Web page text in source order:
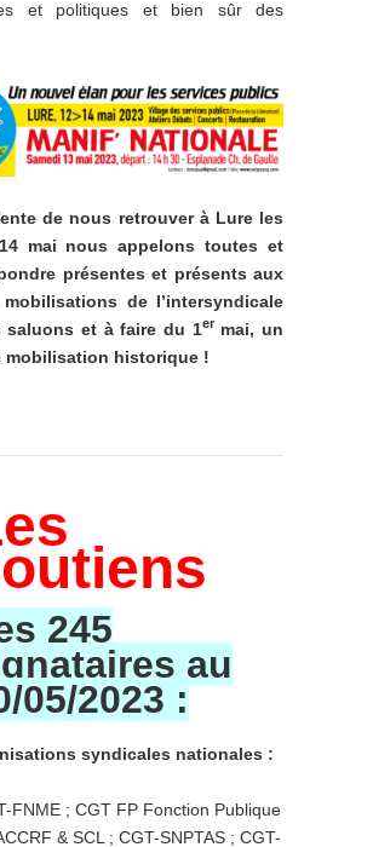
et politiques et bien sûr des
de nous retrouver à Lure les
mai nous appelons toutes et
présentes et présents aux
de l’intersyndicale
saluons et à faire du 1ermai, un
mobilisation historique !
245
au
05/2023 :
syndicales nationales :
FNME ; CGT FP Fonction Publique
& SCL ; CGT-SNPTAS ; CGT-